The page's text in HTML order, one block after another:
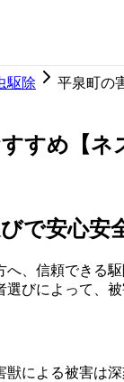
駆除
平泉町の
すめ【ネ
で安心安
、信頼できる
びによって、
による被害は